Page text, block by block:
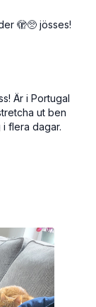
🫣🥺 jösses!
Är i Portugal
ut ben
flera dagar.